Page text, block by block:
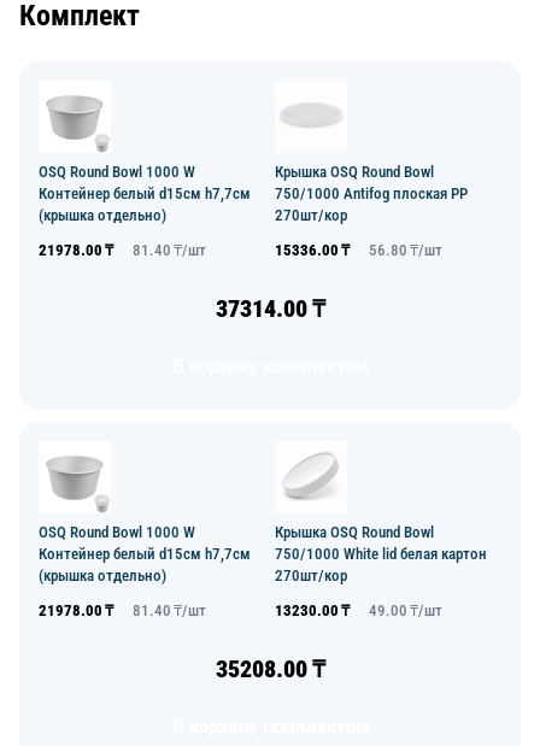
Комплект
OSQ Round Bowl 1000 W
Контейнер белый d15см h7,7см
(крышка отдельно)
21978.00 ₸ 81.40 ₸/шт
Крышка OSQ Round Bowl
750/1000 Antifog плоская PP
270шт/кор
15336.00 ₸ 56.80 ₸/шт
37314.00₸
OSQ Round Bowl 1000 W
Контейнер белый d15см h7,7см
(крышка отдельно)
21978.00 ₸ 81.40 ₸/шт
Крышка OSQ Round Bowl
750/1000 White lid белая картон
270шт/кор
13230.00 ₸ 49.00 ₸/шт
35208.00₸